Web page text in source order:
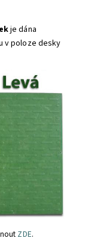
je dána
v poloze desky
ZDE.